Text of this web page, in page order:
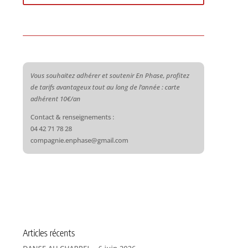
Vous souhaitez adhérer et soutenir En Phase, profitez
de tarifs avantageux tout au long de l’année : carte
adhérent 10€/an
Contact & renseignements :
04 42 71 78 28
compagnie.enphase@gmail.com
Articles récents